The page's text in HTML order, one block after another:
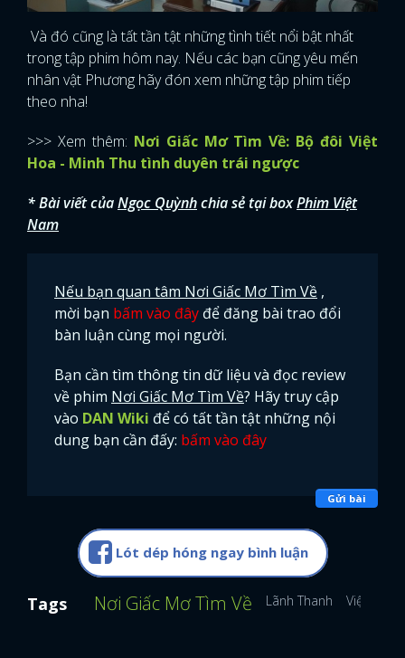
Và đó cũng là tất tần tật những tình tiết nổi bật nhất
trong tập phim hôm nay. Nếu các bạn cũng yêu mến
nhân vật Phương hãy đón xem những tập phim tiếp
theo nha!
>>> Xem thêm: Nơi Giấc Mơ Tìm Về: Bộ đôi Việt
Hoa - Minh Thu tình duyên trái ngược
* Bài viết củaNgọc Quỳnhchia sẻ tại boxPhim Việt
Nam
Nếu bạn quan tâm Nơi Giấc Mơ Tìm Về ,
mời bạn bấm vào đây để đăng bài trao đổi
bàn luận cùng mọi người.
Bạn cần tìm thông tin dữ liệu và đọc review
về phim Nơi Giấc Mơ Tìm Về? Hãy truy cập
vào DAN Wiki để có tất tần tật những nội
dung bạn cần đấy: bấm vào đây
Gửi bài
Lót dép hóng ngay bình luận
Tags Nơi Giấc Mơ Tìm Về Lãnh Thanh Việt Hoa